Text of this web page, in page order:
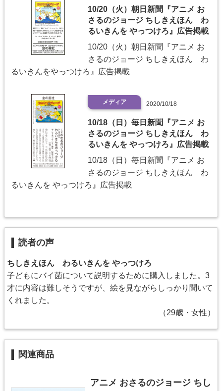
10/20（火）朝日新聞『アニメ お
さるのジョージ ちしきえほん わ
るいきんを やっつけろ』広告掲載
10/20（火）朝日新聞『アニメ お
さるのジョージ ちしきえほん わ
るいきんをやっつけろ』広告掲載
メディア 2020/10/18
10/18（日）毎日新聞『アニメ お
さるのジョージ ちしきえほん わ
るいきんを やっつけろ』広告掲載
10/18（日）毎日新聞『アニメ お
さるのジョージ ちしきえほん わ
るいきんを やっつけろ』広告掲載
読者の声
ちしきえほん わるいきんを やっつけろ
子どもにバイ菌について説明するために購入しました。3
才に内容は難しそうですが、絵を見ながらしっかり聞いて
くれました。
（29歳・女性）
関連商品
アニメ おさるのジョージ ちし